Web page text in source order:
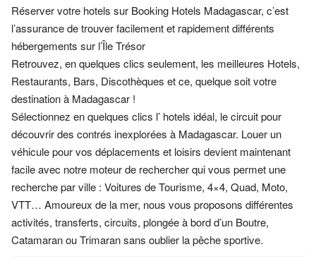
Réserver votre hotels sur Booking Hotels Madagascar, c’est
l’assurance de trouver facilement et rapidement différents
hébergements sur l’Île Trésor
Retrouvez, en quelques clics seulement, les meilleures Hotels,
Restaurants, Bars, Discothèques et ce, quelque soit votre
destination à Madagascar !
Sélectionnez en quelques clics l’ hotels idéal, le circuit pour
découvrir des contrés inexplorées à Madagascar. Louer un
véhicule pour vos déplacements et loisirs devient maintenant
facile avec notre moteur de rechercher qui vous permet une
recherche par ville : Voitures de Tourisme, 4×4, Quad, Moto,
VTT… Amoureux de la mer, nous vous proposons différentes
activités, transferts, circuits, plongée à bord d’un Boutre,
Catamaran ou Trimaran sans oublier la pêche sportive.